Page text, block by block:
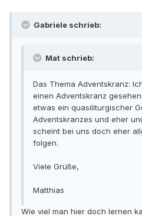
Gabriele schrieb:
Mat schrieb:
Das Thema Adventskranz:
einen Adventskranz
etwas ein quasiliturgischer
Adventskranzes und eher
scheint bei uns doch eher
folgen.
Viele Grüße,
Matthias
Wie viel man hier doch lernen